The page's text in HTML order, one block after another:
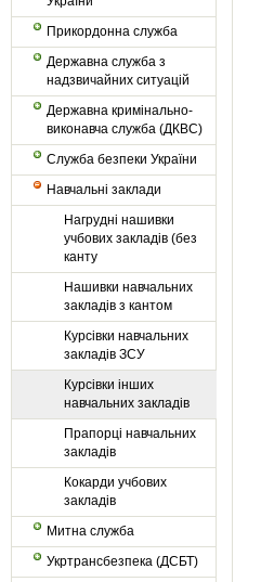
Прикордонна служба
Державна служба з
надзвичайних ситуацій
Державна кримінально-
виконавча служба (ДКВС)
Служба безпеки України
Навчальні заклади
Нагрудні нашивки
учбових закладів (без
канту
Нашивки навчальних
закладів з кантом
Курсівки навчальних
закладів ЗСУ
Курсівки інших
навчальних закладів
Прапорці навчальних
закладів
Кокарди учбових
закладів
Митна служба
Укртрансбезпека (ДСБТ)